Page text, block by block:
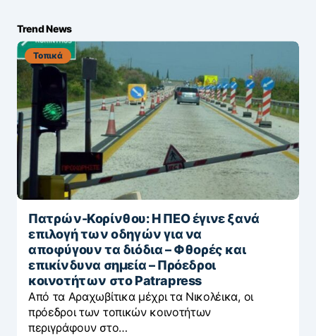
Trend News
Τοπικά
Πατρών-Κορίνθου: Η ΠΕΟ έγινε ξανά
επιλογή των οδηγών για να
αποφύγουν τα διόδια – Φθορές και
επικίνδυνα σημεία – Πρόεδροι
κοινοτήτων στο Patrapress
Από τα Αραχωβίτικα μέχρι τα Νικολέικα, οι
πρόεδροι των τοπικών κοινοτήτων
περιγράφουν στο…